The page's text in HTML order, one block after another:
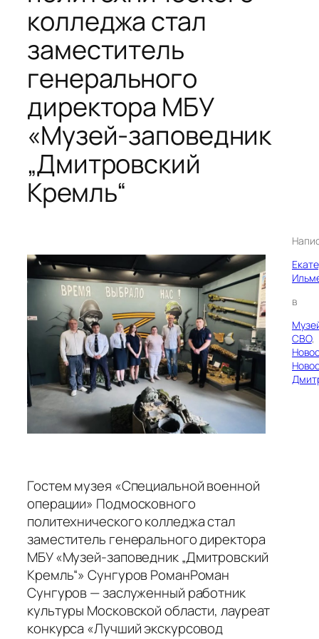
колледжа стал
заместитель
генерального
директора МБУ
«Музей‑заповедник
„Дмитровский
Кремль“
в
СВО
Гостем музея «Специальной военной
операции» Подмосковного
политехнического колледжа стал
заместитель генерального директора
МБУ «Музей‑заповедник „Дмитровский
Кремль“» Сунгуров РоманРоман
Сунгуров — заслуженный работник
культуры Московской области, лауреат
конкурса «Лучший экскурсовод